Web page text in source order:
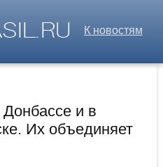
К новостям
и в
Их объединяет